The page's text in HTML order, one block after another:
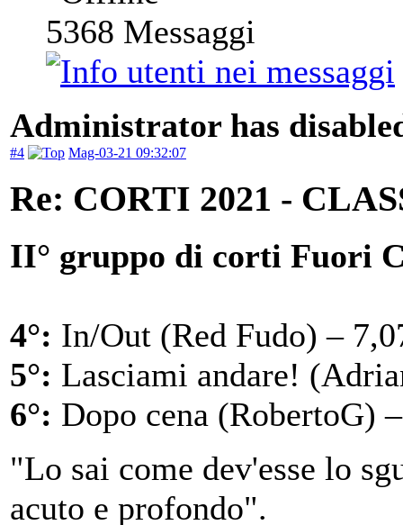
5368 Messaggi
Administrator has
#4 Mag-03-21 09:32:07
Re: CORTI 2021 -
II° gruppo di corti Fuori
4°: In/Out (Red Fudo) –
5°: Lasciami andare!
6°: Dopo cena (RobertoG)
"Lo sai come dev'esse lo
acuto e profondo".